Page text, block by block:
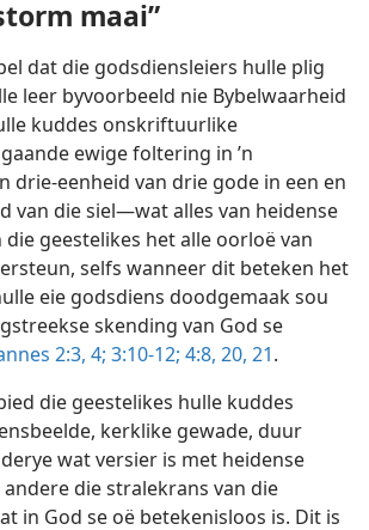
maai”
dat die godsdiensleiers hulle plig
leer byvoorbeeld nie Bybelwaarheid
kuddes onskriftuurlike
ewige foltering in ’n
drie-eenheid van drie gode in een en
van die siel—wat alles van heidense
geestelikes het alle oorloë van
selfs wanneer dit beteken het
eie godsdiens doodgemaak sou
skending van God se
2:3, 4; 3:10-12; 4:8, 20, 21.
die geestelikes hulle kuddes
kerklike gewade, duur
wat versier is met heidense
die stralekrans van die
in God se oë betekenisloos is. Dit is